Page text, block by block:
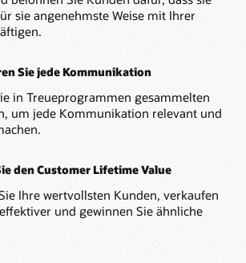
sie angenehmste Weise mit Ihrer
Sie jede Kommunikation
in Treueprogrammen gesammelten
um jede Kommunikation relevant und
den Customer Lifetime Value
Ihre wertvollsten Kunden, verkaufen
und gewinnen Sie ähnliche